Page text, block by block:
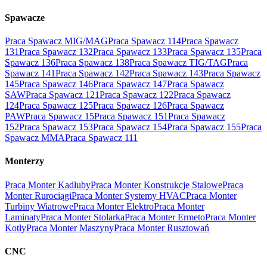
Spawacze
Praca Spawacz MIG/MAGPraca Spawacz 114Praca Spawacz
131Praca Spawacz 132Praca Spawacz 133Praca Spawacz 135Praca
Spawacz 136Praca Spawacz 138Praca Spawacz TIG/TAGPraca
Spawacz 141Praca Spawacz 142Praca Spawacz 143Praca Spawacz
145Praca Spawacz 146Praca Spawacz 147Praca Spawacz
SAWPraca Spawacz 121Praca Spawacz 122Praca Spawacz
124Praca Spawacz 125Praca Spawacz 126Praca Spawacz
PAWPraca Spawacz 15Praca Spawacz 151Praca Spawacz
152Praca Spawacz 153Praca Spawacz 154Praca Spawacz 155Praca
Spawacz MMAPraca Spawacz 111
Monterzy
Praca Monter KadłubyPraca Monter Konstrukcje StalowePraca
Monter RurociągiPraca Monter Systemy HVACPraca Monter
Turbiny WiatrowePraca Monter ElektroPraca Monter
LaminatyPraca Monter StolarkaPraca Monter ErmetoPraca Monter
KotłyPraca Monter MaszynyPraca Monter Rusztowań
CNC